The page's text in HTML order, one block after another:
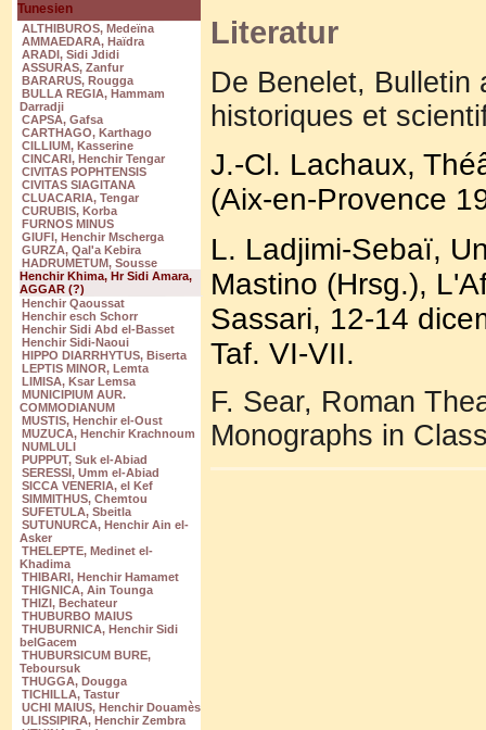
Tunesien
ALTHIBUROS, Medeïna
AMMAEDARA, Haïdra
ARADI, Sidi Jdidi
ASSURAS, Zanfur
BARARUS, Rougga
BULLA REGIA, Hammam
Darradji
CAPSA, Gafsa
CARTHAGO, Karthago
CILLIUM, Kasserine
CINCARI, Henchir Tengar
CIVITAS POPHTENSIS
CIVITAS SIAGITANA
CLUACARIA, Tengar
CURUBIS, Korba
FURNOS MINUS
GIUFI, Henchir Mscherga
GURZA, Qal'a Kebira
HADRUMETUM, Sousse
Henchir Khima, Hr Sidi Amara,
AGGAR (?)
Henchir Qaoussat
Henchir esch Schorr
Henchir Sidi Abd el-Basset
Henchir Sidi-Naoui
HIPPO DIARRHYTUS, Biserta
LEPTIS MINOR, Lemta
LIMISA, Ksar Lemsa
MUNICIPIUM AUR.
COMMODIANUM
MUSTIS, Henchir el-Oust
MUZUCA, Henchir Krachnoum
NUMLULI
PUPPUT, Suk el-Abiad
SERESSI, Umm el-Abiad
SICCA VENERIA, el Kef
SIMMITHUS, Chemtou
SUFETULA, Sbeitla
SUTUNURCA, Henchir Ain el-
Asker
THELEPTE, Medinet el-
Khadima
THIBARI, Henchir Hamamet
THIGNICA, Ain Tounga
THIZI, Bechateur
THUBURBO MAIUS
THUBURNICA, Henchir Sidi
belGacem
THUBURSICUM BURE,
Teboursuk
THUGGA, Dougga
TICHILLA, Tastur
UCHI MAIUS, Henchir Douamès
ULISSIPIRA, Henchir Zembra
Literatur
De Benelet, Bulletin
historiques et
J.-Cl. Lachaux,
(Aix-en-Provence
L. Ladjimi-Sebaï,
Mastino (Hrsg.),
Sassari, 12-14
Taf. VI-VII.
F. Sear, Roman
Monographs in